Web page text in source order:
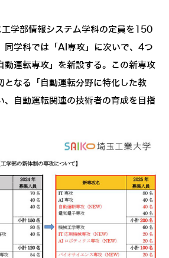
学部情報システム学科の定員を150
同学科では「AI専攻」に次いで、4つ
動運転専攻」を新設する。この新専攻
となる「自動運転分野に特化した教
、自動運転関連の技術者の育成を目指